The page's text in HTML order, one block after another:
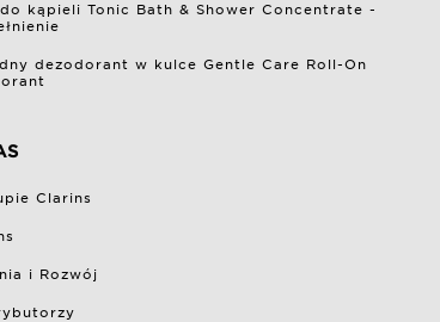
do kąpieli Tonic Bath & Shower Concentrate -
dezodorant w kulce Gentle Care Roll-On
Clarins
i Rozwój